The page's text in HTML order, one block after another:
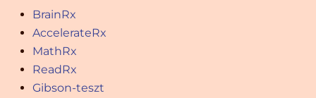
BrainRx
AccelerateRx
MathRx
ReadRx
Gibson-teszt